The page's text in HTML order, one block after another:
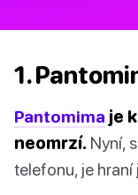
1.
Pantomima je
neomrzí. Nyní,
telefonu, je